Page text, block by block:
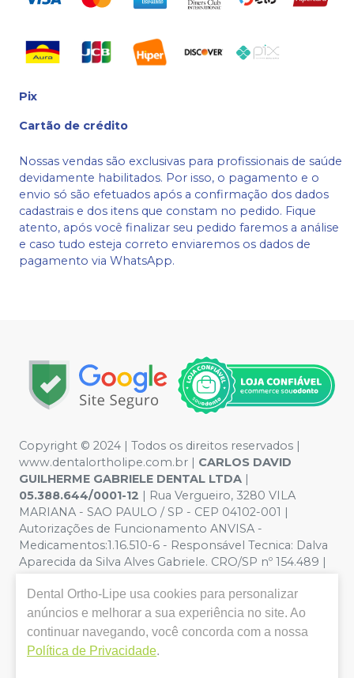
Pix
Cartão de crédito
Nossas vendas são exclusivas para profissionais de saúde
devidamente habilitados. Por isso, o pagamento e o
envio só são efetuados após a confirmação dos dados
cadastrais e dos itens que constam no pedido. Fique
atento, após você finalizar seu pedido faremos a análise
e caso tudo esteja correto enviaremos os dados de
pagamento via WhatsApp.
Copyright © 2024 | Todos os direitos reservados |
www.dentalortholipe.com.br | CARLOS DAVID
GUILHERME GABRIELE DENTAL LTDA
05.388.644/0001-12 | Rua Vergueiro, 3280 VILA
MARIANA - SAO PAULO / SP - CEP 04102-001 |
Autorizações de Funcionamento ANVISA -
Medicamentos:1.16.510-6 - Responsável Tecnica: Dalva
Aparecida da Silva Alves Gabriele. CRO/SP nº 154.489 |
ilustrativas - Os preços e condições da loja virtual estão
sujeitos a alterações. Em caso de divergência de preços
no site, o valor válido é o do Carrinho de Compra. Não
vendemos por atacado, por isso nos reservamos o
Dental Ortho-Lipe usa cookies para personalizar
anúncios e melhorar a sua experiência no site. Ao
continuar navegando, você concorda com a nossa
Política de Privacidade.